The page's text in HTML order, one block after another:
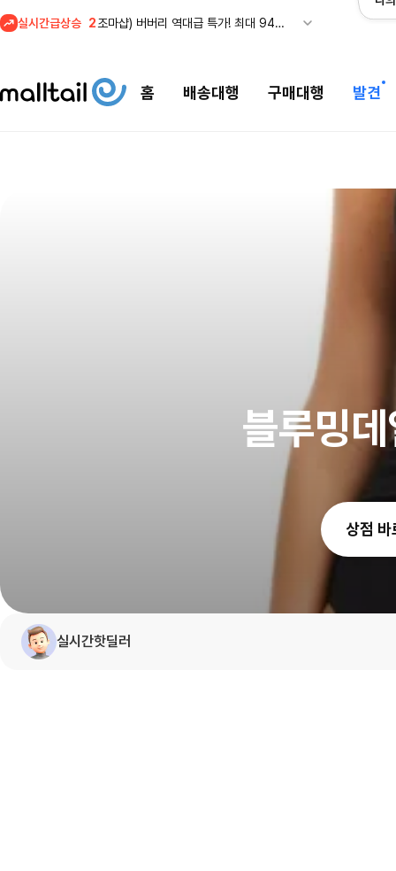
실시간급상승 2
조마샵) 버버리 역대급 특가! 최대 94% 세일
5
홈 배송대행 구매대행 발견
블루밍
상점
실시간핫딜러